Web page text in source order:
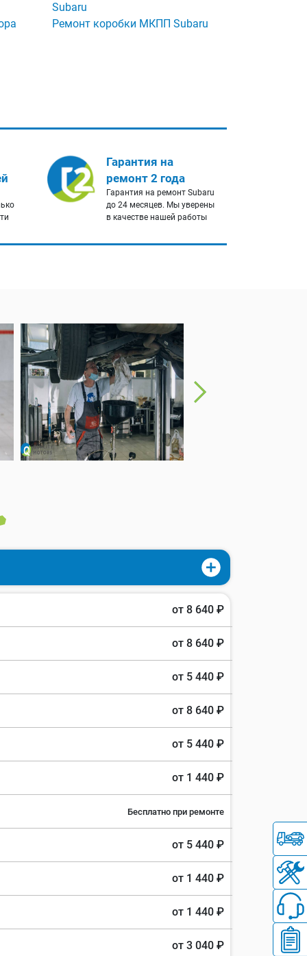
Subaru
Ремонт коробки МКПП Subaru
Гарантия на
ремонт 2 года
Гарантия на ремонт Subaru
до 24 месяцев. Мы уверены
в качестве нашей работы
от 8 640 ₽
от 8 640 ₽
от 5 440 ₽
от 8 640 ₽
от 5 440 ₽
от 1 440 ₽
Бесплатно при ремонте
от 5 440 ₽
от 1 440 ₽
от 1 440 ₽
от 3 040 ₽